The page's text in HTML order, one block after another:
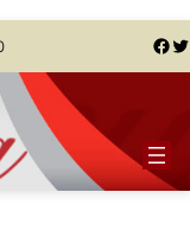
Facebook Twitter